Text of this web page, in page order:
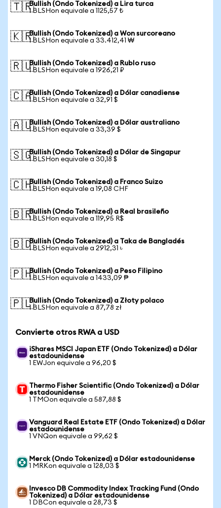
🇹🇷Bullish (Ondo Tokenized) a Lira turca
1 BLSHon equivale a 1125,57 ₺
🇰🇷Bullish (Ondo Tokenized) a Won surcoreano
1 BLSHon equivale a 33.412,41 ₩
🇷🇺Bullish (Ondo Tokenized) a Rublo ruso
1 BLSHon equivale a 1926,21 ₽
🇨🇦Bullish (Ondo Tokenized) a Dólar canadiense
1 BLSHon equivale a 32,91 $
🇦🇺Bullish (Ondo Tokenized) a Dólar australiano
1 BLSHon equivale a 33,39 $
🇸🇬Bullish (Ondo Tokenized) a Dólar de Singapur
1 BLSHon equivale a 30,18 $
🇨🇭Bullish (Ondo Tokenized) a Franco Suizo
1 BLSHon equivale a 19,08 CHF
🇧🇷Bullish (Ondo Tokenized) a Real brasileño
1 BLSHon equivale a 119,95 R$
🇧🇩Bullish (Ondo Tokenized) a Taka de Bangladés
1 BLSHon equivale a 2912,31 ৳
🇵🇭Bullish (Ondo Tokenized) a Peso Filipino
1 BLSHon equivale a 1433,09 ₱
🇵🇱Bullish (Ondo Tokenized) a Złoty polaco
1 BLSHon equivale a 87,78 zł
Convierte otros RWA a USD
iShares MSCI Japan ETF (Ondo Tokenized) a Dólar
estadounidense
1 EWJon equivale a 96,20 $
Thermo Fisher Scientific (Ondo Tokenized) a Dólar
estadounidense
1 TMOon equivale a 587,88 $
Vanguard Real Estate ETF (Ondo Tokenized) a Dólar
estadounidense
1 VNQon equivale a 99,62 $
Merck (Ondo Tokenized) a Dólar estadounidense
1 MRKon equivale a 128,03 $
Invesco DB Commodity Index Tracking Fund (Ondo
Tokenized) a Dólar estadounidense
1 DBCon equivale a 28,73 $